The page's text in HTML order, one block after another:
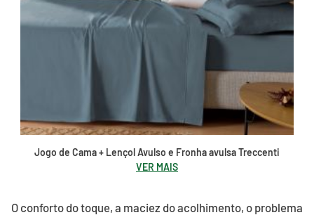
Jogo de Cama + Lençol Avulso e Fronha avulsa Treccenti
VER MAIS
O conforto do toque, a maciez do acolhimento, o problema